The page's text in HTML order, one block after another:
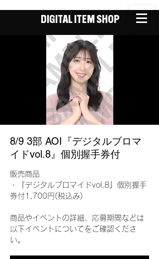
DIGITAL ITEM SHOP
8/9 3部 AOI『デジタルブロマ
イドvol.8』個別握手券付
販売商品
・『デジタルブロマイドvol.8』個別握手
券付1,700円(税込み)
商品やイベントの詳細、応募期間などは
以下イベントについてをご確認くださ
い。